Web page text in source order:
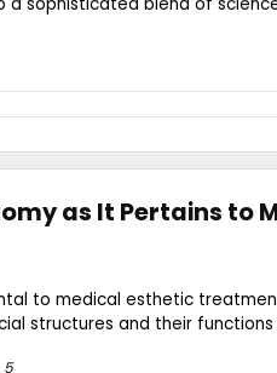
as It Pertains to
to medical esthetic
structures and their functions
5